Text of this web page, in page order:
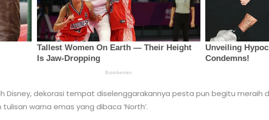
Disney, dekorasi tempat diselenggarakannya pesta pun begitu meraih
warna emas yang dibaca ‘North’.